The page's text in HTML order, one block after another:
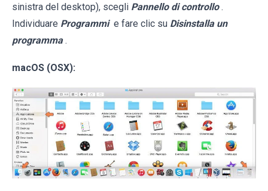
sinistra del desktop), scegli Pannello di controllo .
Individuare Programmi e fare clic su Disinstalla un
programma .
macOS (OSX):